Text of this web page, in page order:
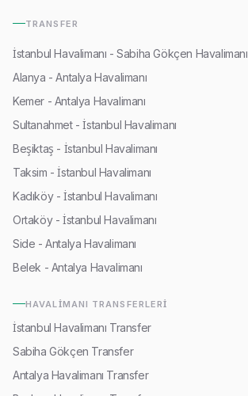
TRANSFER
İstanbul Havalimanı - Sabiha Gökçen Havalimanı
Alanya - Antalya Havalimanı
Kemer - Antalya Havalimanı
Sultanahmet - İstanbul Havalimanı
Beşiktaş - İstanbul Havalimanı
Taksim - İstanbul Havalimanı
Kadıköy - İstanbul Havalimanı
Ortaköy - İstanbul Havalimanı
Side - Antalya Havalimanı
Belek - Antalya Havalimanı
HAVALIMANI TRANSFERLERI
İstanbul Havalimanı Transfer
Sabiha Gökçen Transfer
Antalya Havalimanı Transfer